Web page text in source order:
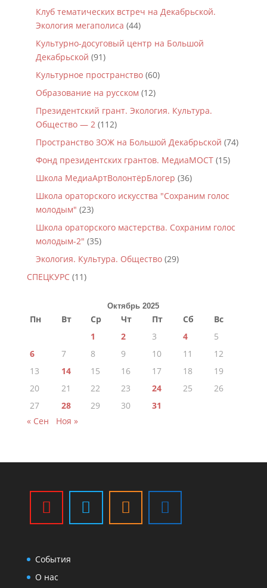
Клуб тематических встреч на Декабрьской.
Экология мегаполиса (44)
Культурно-досуговый центр на Большой
Декабрьской (91)
Культурное пространство(60)
Образование на русском (12)
Президентский грант. Экология. Культура.
Общество — 2(112)
Пространство ЗОЖ на Большой Декабрьской (74)
Фонд президентских грантов. МедиаМОСТ(15)
Школа МедиаАртВолонтёрБлогер (36)
Школа ораторского искусства "Сохраним голос
молодым" (23)
Школа ораторского мастерства. Сохраним голос
молодым-2" (35)
Экология. Культура. Общество(29)
СПЕЦКУРС(11)
Октябрь 2025
Пн Вт Ср Чт Пт Сб
Вс
1
2 3 4
5
6
7 8 9 10 11
12
13
14 15 16 17 18
19
20
21 22 23 24 25
26
27
28 29 30
31
« Сен
Ноя »
События
О нас